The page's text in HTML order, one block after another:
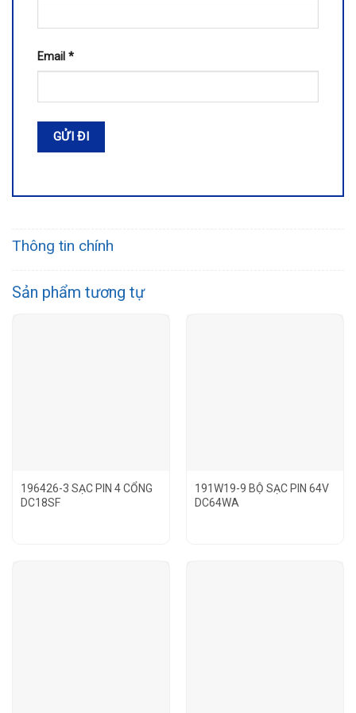
Email *
Thông tin chính
Sản phẩm tương tự
196426-3 SẠC PIN 4 CỔNG
DC18SF
191W19-9 BỘ SẠC PIN 64V
DC64WA